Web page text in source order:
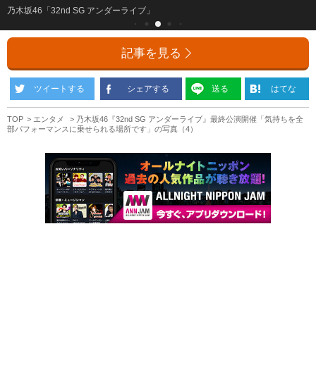
乃木坂46「32nd SG アンダーライブ」
記事を見る
ツイートする シェアする 送る はてな
TOP エンタメ
乃木坂46『32nd SG アンダーライブ』最終公演開催「気持ちを全
部パフォーマンスに乗せられる場所です」の写真（4）